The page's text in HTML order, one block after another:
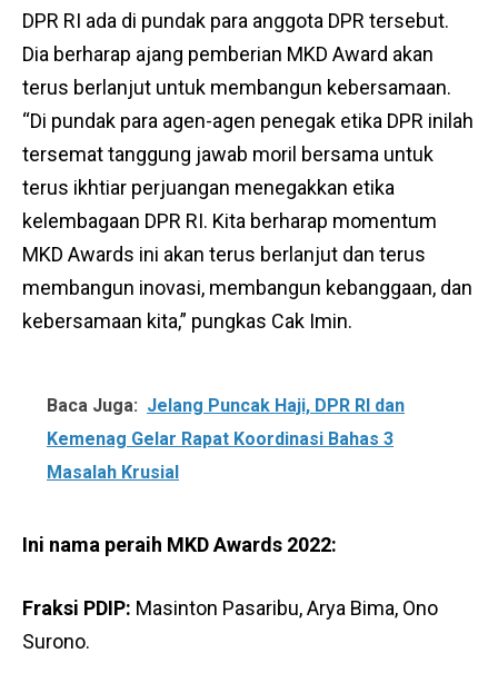
DPR RI ada di pundak para anggota DPR tersebut.
Dia berharap ajang pemberian MKD Award akan
terus berlanjut untuk membangun kebersamaan.
“Di pundak para agen-agen penegak etika DPR inilah
tersemat tanggung jawab moril bersama untuk
terus ikhtiar perjuangan menegakkan etika
kelembagaan DPR RI. Kita berharap momentum
MKD Awards ini akan terus berlanjut dan terus
membangun inovasi, membangun kebanggaan, dan
kebersamaan kita,” pungkas Cak Imin.
Baca Juga: Jelang Puncak Haji, DPR RI dan
Kemenag Gelar Rapat Koordinasi Bahas 3
Masalah Krusial
Ini nama peraih MKD Awards 2022:
Fraksi PDIP: Masinton Pasaribu, Arya Bima, Ono
Surono.